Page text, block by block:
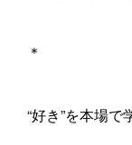
＊
“好き”を本場で